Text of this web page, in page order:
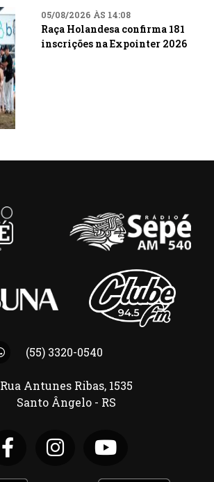
05/08/2026 ÀS 14:08
Raça Holandesa confirma 181
inscrições na Expointer 2026
(55) 3320-0540
Rua Antunes Ribas, 1535
Santo Ângelo - RS